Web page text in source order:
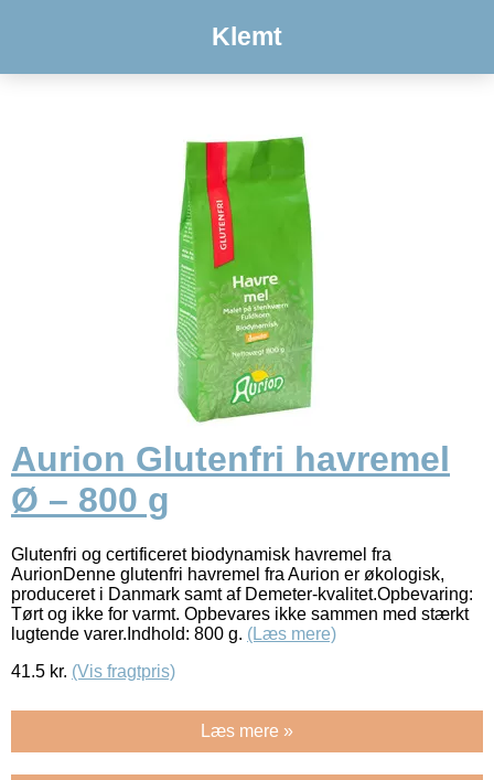
Klemt
Aurion Glutenfri havremel
Ø – 800 g
Glutenfri og certificeret biodynamisk havremel fra
AurionDenne glutenfri havremel fra Aurion er økologisk,
produceret i Danmark samt af Demeter-kvalitet.Opbevaring:
Tørt og ikke for varmt. Opbevares ikke sammen med stærkt
lugtende varer.Indhold: 800 g. (Læs mere)
41.5 kr. (Vis fragtpris)
Læs mere »